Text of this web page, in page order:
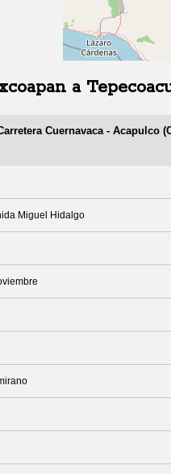
a
Cuernavaca - Acapulco
Miguel Hidalgo